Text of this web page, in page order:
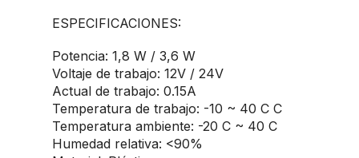
ESPECIFICACIONES:
Potencia: 1,8 W / 3,6 W
Voltaje de trabajo: 12V / 24V
Actual de trabajo: 0.15A
Temperatura de trabajo: -10 ~ 40 C C
Temperatura ambiente: -20 C ~ 40 C
Humedad relativa: <90%